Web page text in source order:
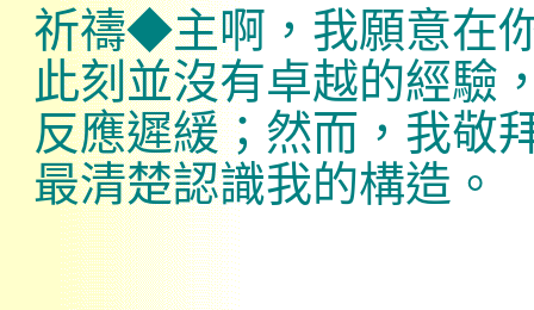
祈禱◆主啊，我願意在
此刻並沒有卓越的經驗
反應遲緩；然而，我敬
最清楚認識我的構造。